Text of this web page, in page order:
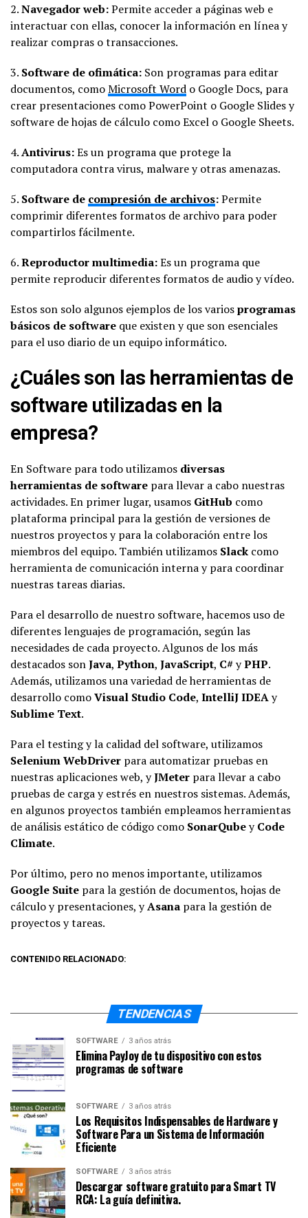
2.Navegador web:Permite acceder a páginas web e
interactuar con ellas, conocer la información en línea y
realizar compras o transacciones.
3. Software de ofimática: Son programas para editar
documentos, comoMicrosoft Word o Google Docs, para
crear presentaciones como PowerPoint o Google Slides y
software de hojas de cálculo como Excel o Google Sheets.
4.Antivirus:Es un programa que protege la
computadora contra virus, malware y otras amenazas.
5. Software de compresión de archivos:Permite
comprimir diferentes formatos de archivo para poder
compartirlos fácilmente.
6.Reproductor multimedia:Es un programa que
permite reproducir diferentes formatos de audio y vídeo.
Estos son solo algunos ejemplos de los variosprogramas
básicos de software que existen y que son esenciales
para el uso diario de un equipo informático.
¿Cuáles son las herramientas de
software utilizadas en la
empresa?
En Software para todo utilizamos diversas
herramientas de software para llevar a cabo nuestras
actividades. En primer lugar, usamos GitHub como
plataforma principal para la gestión de versiones de
nuestros proyectos y para la colaboración entre los
miembros del equipo. También utilizamos Slack como
herramienta de comunicación interna y para coordinar
nuestras tareas diarias.
Para el desarrollo de nuestro software, hacemos uso de
diferentes lenguajes de programación, según las
necesidades de cada proyecto. Algunos de los más
destacados sonJava, Python, JavaScript, C#yPHP.
Además, utilizamos una variedad de herramientas de
desarrollo comoVisual Studio Code, IntelliJ IDEAy
Sublime Text.
Para el testing y la calidad del software, utilizamos
Selenium WebDriver para automatizar pruebas en
nuestras aplicaciones web, yJMeter para llevar a cabo
pruebas de carga y estrés en nuestros sistemas. Además,
en algunos proyectos también empleamos herramientas
de análisis estático de código como SonarQubeyCode
Climate.
Por último, pero no menos importante, utilizamos
Google Suite para la gestión de documentos, hojas de
cálculo y presentaciones, yAsana para la gestión de
proyectos y tareas.
CONTENIDO RELACIONADO:
TENDENCIAS
SOFTWARE 3 años atrás
Elimina PayJoy de tu dispositivo con estos
programas de software
SOFTWARE 3 años atrás
Los Requisitos Indispensables de Hardware y
Software Para un Sistema de Información
Eficiente
SOFTWARE 3 años atrás
Descargar software gratuito para Smart TV
RCA: La guía definitiva.